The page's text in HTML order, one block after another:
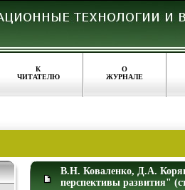
К
ЧИТАТЕЛЮ
О
ЖУРНАЛЕ
В.Н. Коваленко, Д.А.
перспективы развития"